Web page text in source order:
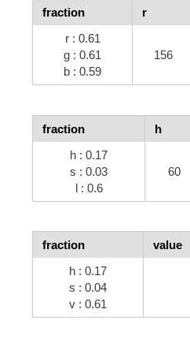
fraction r
r : 0.61
g : 0.61
b : 0.59
156
fraction h
h : 0.17
s : 0.03
l : 0.6
60
fraction value
h : 0.17
s : 0.04
v : 0.61